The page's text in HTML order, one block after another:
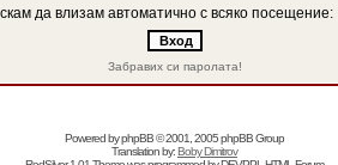
да влизам автоматично с всяко посещение:
Забравих си паролата!
Powered byphpBB© 2001, 2005 phpBB Group
Translation by:Boby Dimitrov